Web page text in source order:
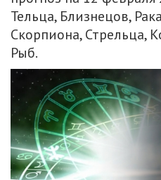
Тельца, Близнецов,
Скорпиона, Стрельца,
Рыб.